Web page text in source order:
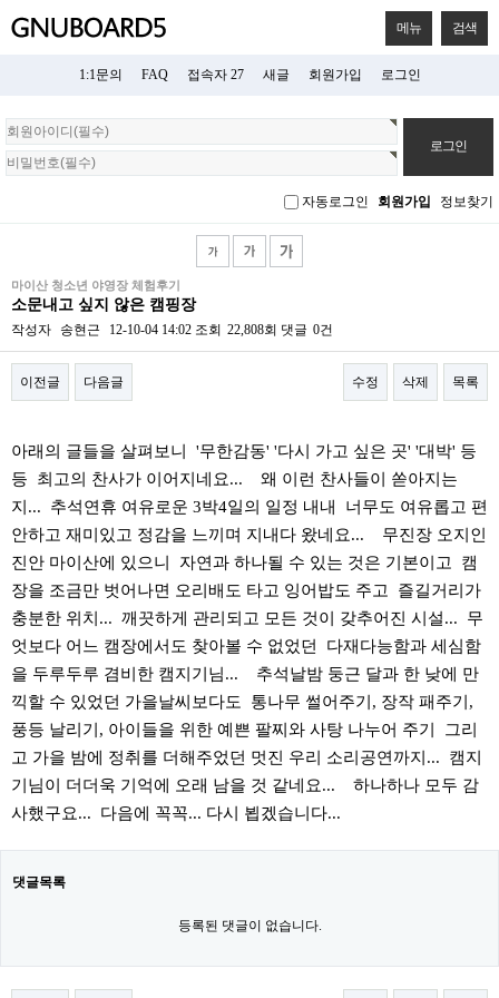
메뉴 검색
1:1문의 FAQ 접속자 27 새글 회원가입 로그인
회
원
로
자동로그인 회원가입 정보찾기
마이산 청소년 야영장 체험후기
소문내고 싶지 않은 캠핑장
작성자 송현근 12-10-04 14:02 조회 22,808회 댓글 0건
이전글 다음글 수정 삭제 목록
아래의 글들을 살펴보니 '무한감동' '다시 가고 싶은 곳' '대박' 등
등 최고의 찬사가 이어지네요... 왜 이런 찬사들이 쏟아지는
지... 추석연휴 여유로운 3박4일의 일정 내내 너무도 여유롭고 편
안하고 재미있고 정감을 느끼며 지내다 왔네요... 무진장 오지인
진안 마이산에 있으니 자연과 하나될 수 있는 것은 기본이고 캠
장을 조금만 벗어나면 오리배도 타고 잉어밥도 주고 즐길거리가
충분한 위치... 깨끗하게 관리되고 모든 것이 갖추어진 시설... 무
엇보다 어느 캠장에서도 찾아볼 수 없었던 다재다능함과 세심함
을 두루두루 겸비한 캠지기님... 추석날밤 둥근 달과 한 낮에 만
끽할 수 있었던 가을날씨보다도 통나무 썰어주기, 장작 패주기,
풍등 날리기, 아이들을 위한 예쁜 팔찌와 사탕 나누어 주기 그리
고 가을 밤에 정취를 더해주었던 멋진 우리 소리공연까지... 캠지
기님이 더더욱 기억에 오래 남을 것 같네요... 하나하나 모두 감
사했구요... 다음에 꼭꼭... 다시 뵙겠습니다...
댓글목록
등록된 댓글이 없습니다.